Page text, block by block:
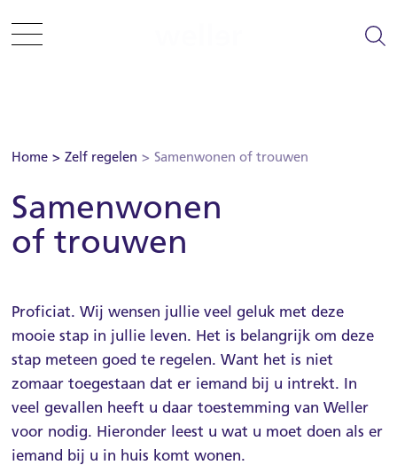
Sla menu over
Ga direct naar hoofdnavigatie
Ga direct naar footer
Zelf regelen
Informatie en tips
Woning zoeken
Woonplezier
Projecten
Over Weller
MijnWeller
Home Zelf regelen Samenwonen of trouwen
Samenwonen
of trouwen
Proficiat. Wij wensen jullie veel geluk met deze
mooie stap in jullie leven. Het is belangrijk om deze
stap meteen goed te regelen. Want het is niet
zomaar toegestaan dat er iemand bij u intrekt. In
veel gevallen heeft u daar toestemming van Weller
voor nodig. Hieronder leest u wat u moet doen als er
iemand bij u in huis komt wonen.